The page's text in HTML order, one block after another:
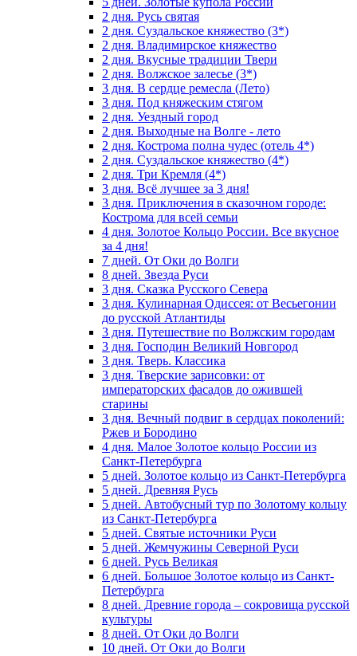
2 дня. Русь святая
2 дня. Суздальское княжество (3*)
2 дня. Владимирское княжество
2 дня. Вкусные традиции Твери
2 дня. Волжское залесье (3*)
3 дня. В сердце ремесла (Лето)
3 дня. Под княжеским стягом
2 дня. Уездный город
2 дня. Выходные на Волге - лето
2 дня. Кострома полна чудес (отель 4*)
2 дня. Суздальское княжество (4*)
2 дня. Три Кремля (4*)
3 дня. Всё лучшее за 3 дня!
3 дня. Приключения в сказочном городе:
Кострома для всей семьи
4 дня. Золотое Кольцо России. Все вкусное
за 4 дня!
7 дней. От Оки до Волги
8 дней. Звезда Руси
3 дня. Сказка Русского Севера
3 дня. Кулинарная Одиссея: от Весьегонии
до русской Атлантиды
3 дня. Путешествие по Волжским городам
3 дня. Господин Великий Новгород
3 дня. Тверь. Классика
3 дня. Тверские зарисовки: от
императорских фасадов до ожившей
старины
3 дня. Вечный подвиг в сердцах поколений:
Ржев и Бородино
4 дня. Малое Золотое кольцо России из
Санкт-Петербурга
5 дней. Золотое кольцо из Санкт-Петербурга
5 дней. Древняя Русь
5 дней. Автобусный тур по Золотому кольцу
из Санкт-Петербурга
5 дней. Святые источники Руси
5 дней. Жемчужины Северной Руси
6 дней. Русь Великая
6 дней. Большое Золотое кольцо из Санкт-
Петербурга
8 дней. Древние города – сокровища русской
культуры
8 дней. От Оки до Волги
10 дней. От Оки до Волги